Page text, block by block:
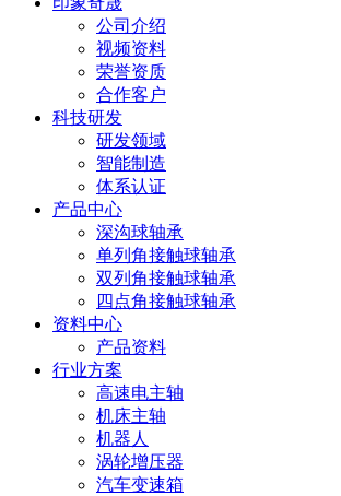
公司介绍
视频资料
荣誉资质
合作客户
科技研发
研发领域
智能制造
体系认证
产品中心
深沟球轴承
单列角接触球轴承
双列角接触球轴承
四点角接触球轴承
资料中心
产品资料
行业方案
高速电主轴
机床主轴
机器人
涡轮增压器
汽车变速箱